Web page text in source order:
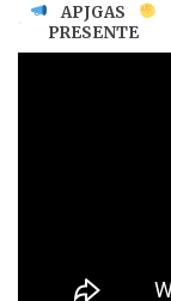
APJGAS
PRESENTE